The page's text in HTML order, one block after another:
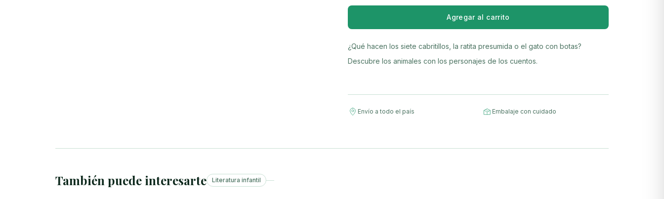
Agregar al carrito
¿Qué hacen los siete cabritillos, la ratita presumida o el gato con botas?
Descubre los animales con los personajes de los cuentos.
Envío a todo el país Embalaje con cuidado
También puede interesarte Literatura infantil